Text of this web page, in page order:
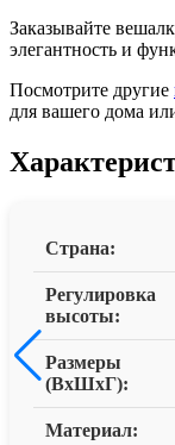
Заказывайте
элегантность и
Посмотрите другие
для вашего дома
Страна:
Регулировка
высоты:
Размеры
(ВxШxГ):
Материал: